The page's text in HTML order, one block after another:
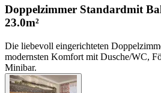
Doppelzimmer Standardmit
23.0m²
Die liebevoll eingerichteten
modernsten Komfort mit Dusche/WC,
Minibar.